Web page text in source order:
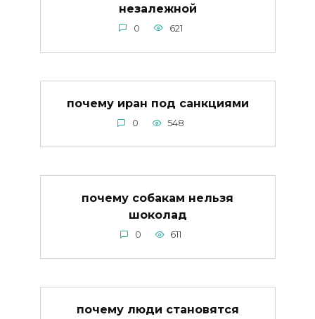
незалежной
0 621
почему иран под санкциями
0 548
почему собакам нельзя
шоколад
0 611
почему люди становятся